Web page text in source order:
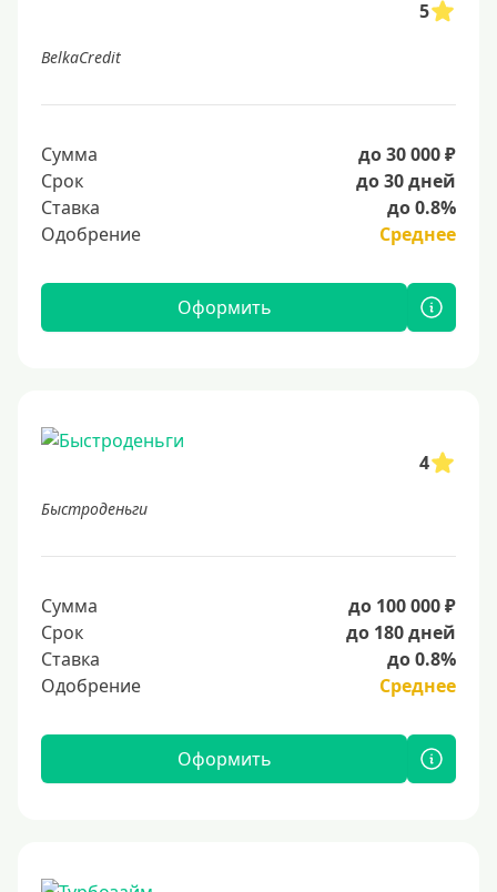
5
BelkaCredit
Сумма
до 30 000 ₽
Срок
до 30 дней
Ставка
до 0.8%
Одобрение
Среднее
Оформить
4
Быстроденьги
Сумма
до 100 000 ₽
Срок
до 180 дней
Ставка
до 0.8%
Одобрение
Среднее
Оформить